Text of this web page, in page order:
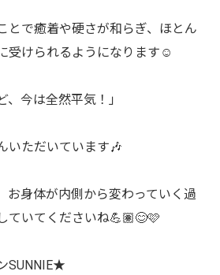
とで癒着や硬さが和らぎ、ほとん
受けられるようになります☺️
、今は全然平気！」
いただいています🎶
お身体が内側から変わっていく過
ていてくださいね💪🏽😊🩷
SUNNIE★